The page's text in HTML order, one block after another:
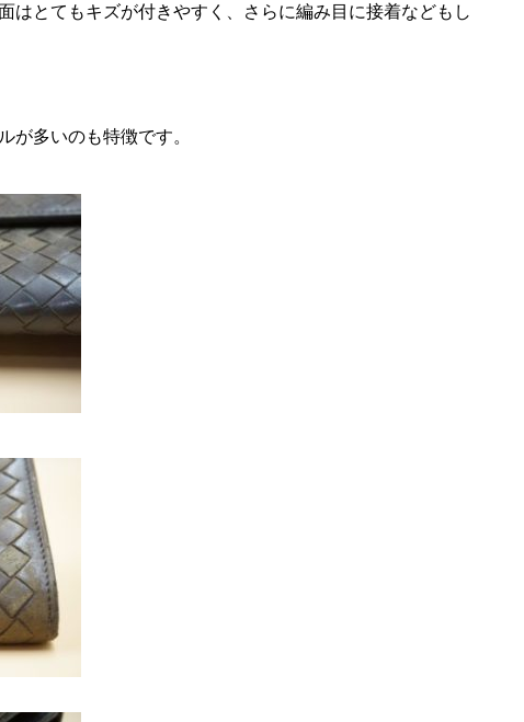
はとてもキズが付きやすく、さらに編み目に接着などもし
が多いのも特徴です。